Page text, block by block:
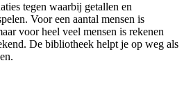
tegen waarbij getallen en
Voor een aantal mensen is
voor heel veel mensen is rekenen
De bibliotheek helpt je op weg als